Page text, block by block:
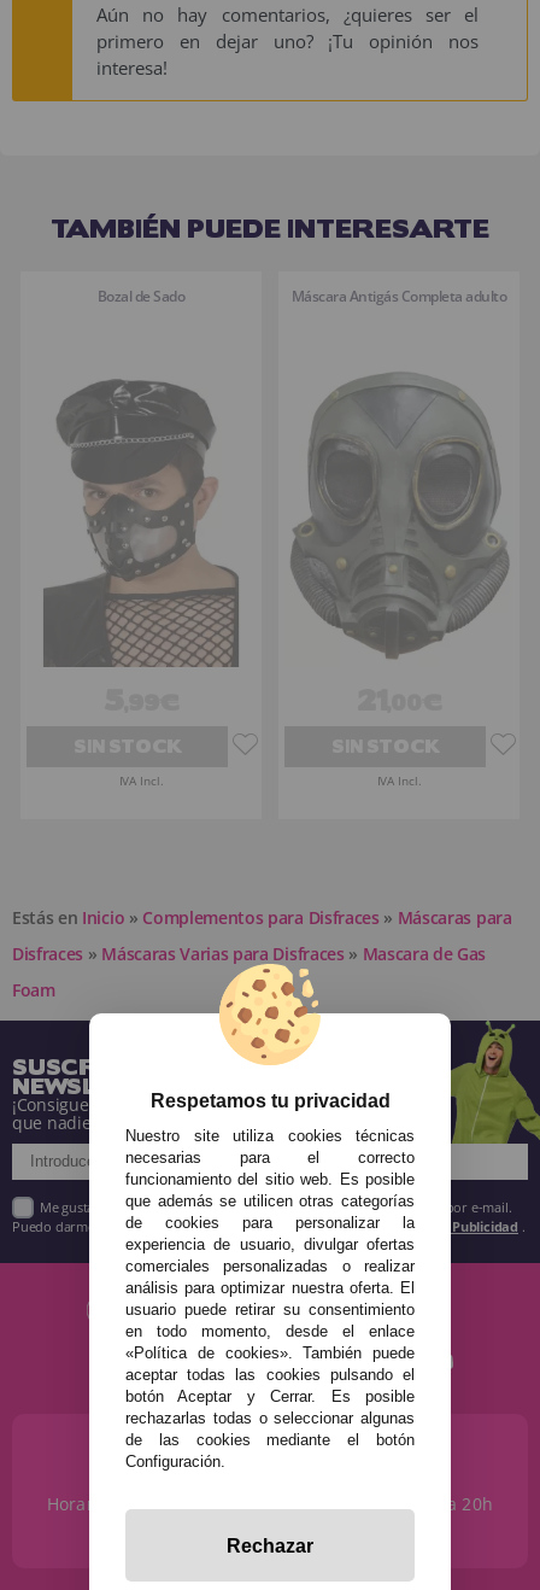
Aún no hay comentarios, ¿quieres ser el
primero en dejar uno? ¡Tu opinión nos
interesa!
TAMBIÉN PUEDE INTERESARTE
Bozal de Sado
IVA Incl.
Máscara Antigás Completa adulto
IVA Incl.
Estás en Inicio » Complementos para Disfraces » Máscaras para
Disfraces » Máscaras Varias para Disfraces » Mascara de Gas
Foam
SUSCRÍBETE A NUESTRA
NEWSLETTER
¡Consigue descuentos y entérate de todo antes
que nadie!
Me gustaría recibir descuentos exclusivos, novedades y tendencias por e-mail.
Puedo darme de baja cuando quiera según lo recogido en la Política de Publicidad .
¿NECESITAS AYUDA?
Horario de Lunes a Sábados de 10 a 14h y de 17 a 20h
info@disfracestuyyo.com
Respetamos tu privacidad
Nuestro site utiliza cookies técnicas
necesarias para el correcto
funcionamiento del sitio web. Es posible
que además se utilicen otras categorías
de cookies para personalizar la
experiencia de usuario, divulgar ofertas
comerciales personalizadas o realizar
análisis para optimizar nuestra oferta. El
usuario puede retirar su consentimiento
en todo momento, desde el enlace
«Política de cookies». También puede
aceptar todas las cookies pulsando el
botón Aceptar y Cerrar. Es posible
rechazarlas todas o seleccionar algunas
de las cookies mediante el botón
Configuración.
Rechazar